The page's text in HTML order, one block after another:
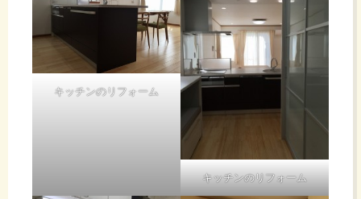
キッチンのリフォーム
キッチンのリフォーム